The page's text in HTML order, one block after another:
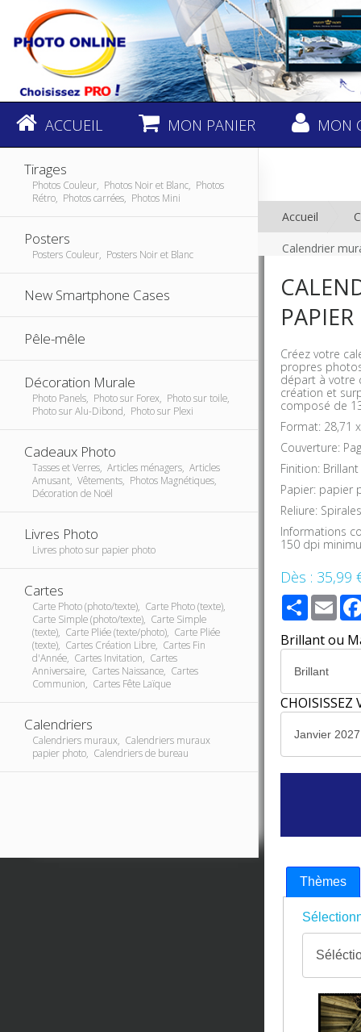
ACCUEIL MON PANIER MON
Tirages
Photos Couleur, Photos Noir et Blanc, Photos
Rétro, Photos carrées, Photos Mini
Posters
Posters Couleur, Posters Noir et Blanc
New Smartphone Cases
Pêle-mêle
Décoration Murale
Photo Panels, Photo sur Forex, Photo sur toile,
Photo sur Alu-Dibond, Photo sur Plexi
Cadeaux Photo
Tasses et Verres, Articles ménagers, Articles
Amusant, Vêtements, Photos Magnétiques,
Décoration de Noël
Livres Photo
Livres photo sur papier photo
Cartes
Carte Photo (photo/texte), Carte Photo (texte),
Carte Simple (photo/texte), Carte Simple
(texte), Carte Pliée (texte/photo), Carte Pliée
(texte), Cartes Création Libre, Cartes Fin
d'Année, Cartes Invitation, Cartes
Anniversaire, Cartes Naissance, Cartes
Communion, Cartes Fête Laïque
Calendriers
Calendriers muraux, Calendriers muraux
papier photo, Calendriers de bureau
Accueil
Calendrier
Créez votre
propres
départ à votre
création et
composé de
Format: 28,71
Couverture:
Finition:
Papier: papier
Reliure:
Informations
150 dpi
Dès : 35,99
Share
Brillant ou
CHOISISSEZ
Thèmes